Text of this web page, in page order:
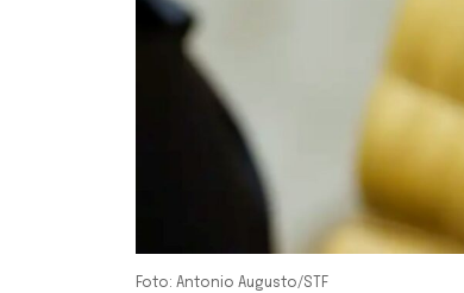
Foto: Antonio Augusto/STF